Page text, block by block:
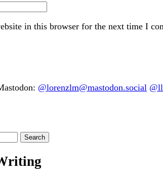
in this browser for the next time I
@lorenzlm@mastodon.social